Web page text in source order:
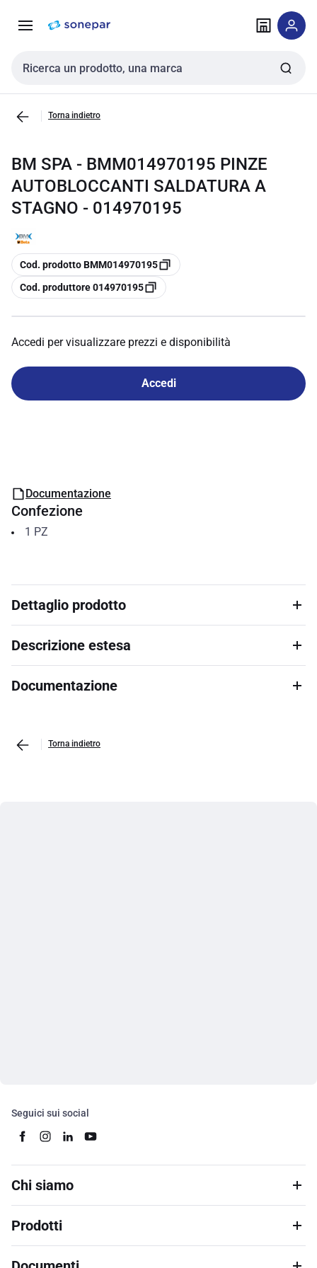
navigazione alla
Cerca input
Torna indietro
BM SPA - BMM014970195 PINZE
AUTOBLOCCANTI SALDATURA A
STAGNO - 014970195
copia
Cod. prodotto BMM014970195
copia
Cod. produttore 014970195
Accedi per visualizzare prezzi e disponibilità
Accedi
Documentazione
Confezione
1 PZ
Dettaglio prodotto
Descrizione estesa
Documentazione
Torna indietro
Seguici sui social
Chi siamo
Prodotti